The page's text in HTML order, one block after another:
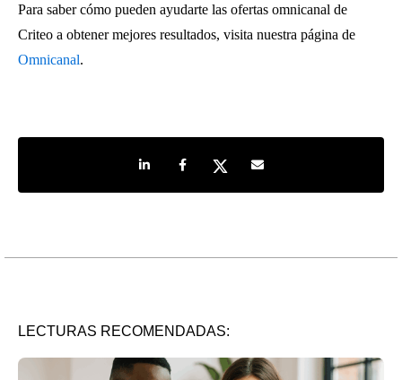
Para saber cómo pueden ayudarte las ofertas omnicanal de
Criteo a obtener mejores resultados, visita nuestra página de
Omnicanal.
Share on LinkedIn
Share on Facebook
Share on TwitterShare by e-mail
LECTURAS RECOMENDADAS: